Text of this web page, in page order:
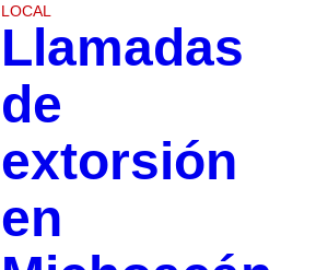
LOCAL
Llamadas
de
extorsión
en